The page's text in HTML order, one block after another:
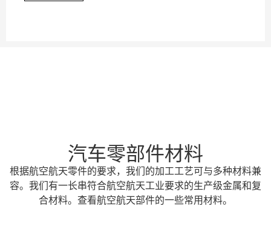
汽车零部件材料
根据航空航天零件的要求，我们的加工工艺可与多种材料兼
容。我们有一长串符合航空航天工业要求的生产级金属和复
合材料。查看航空航天部件的一些常用材料。